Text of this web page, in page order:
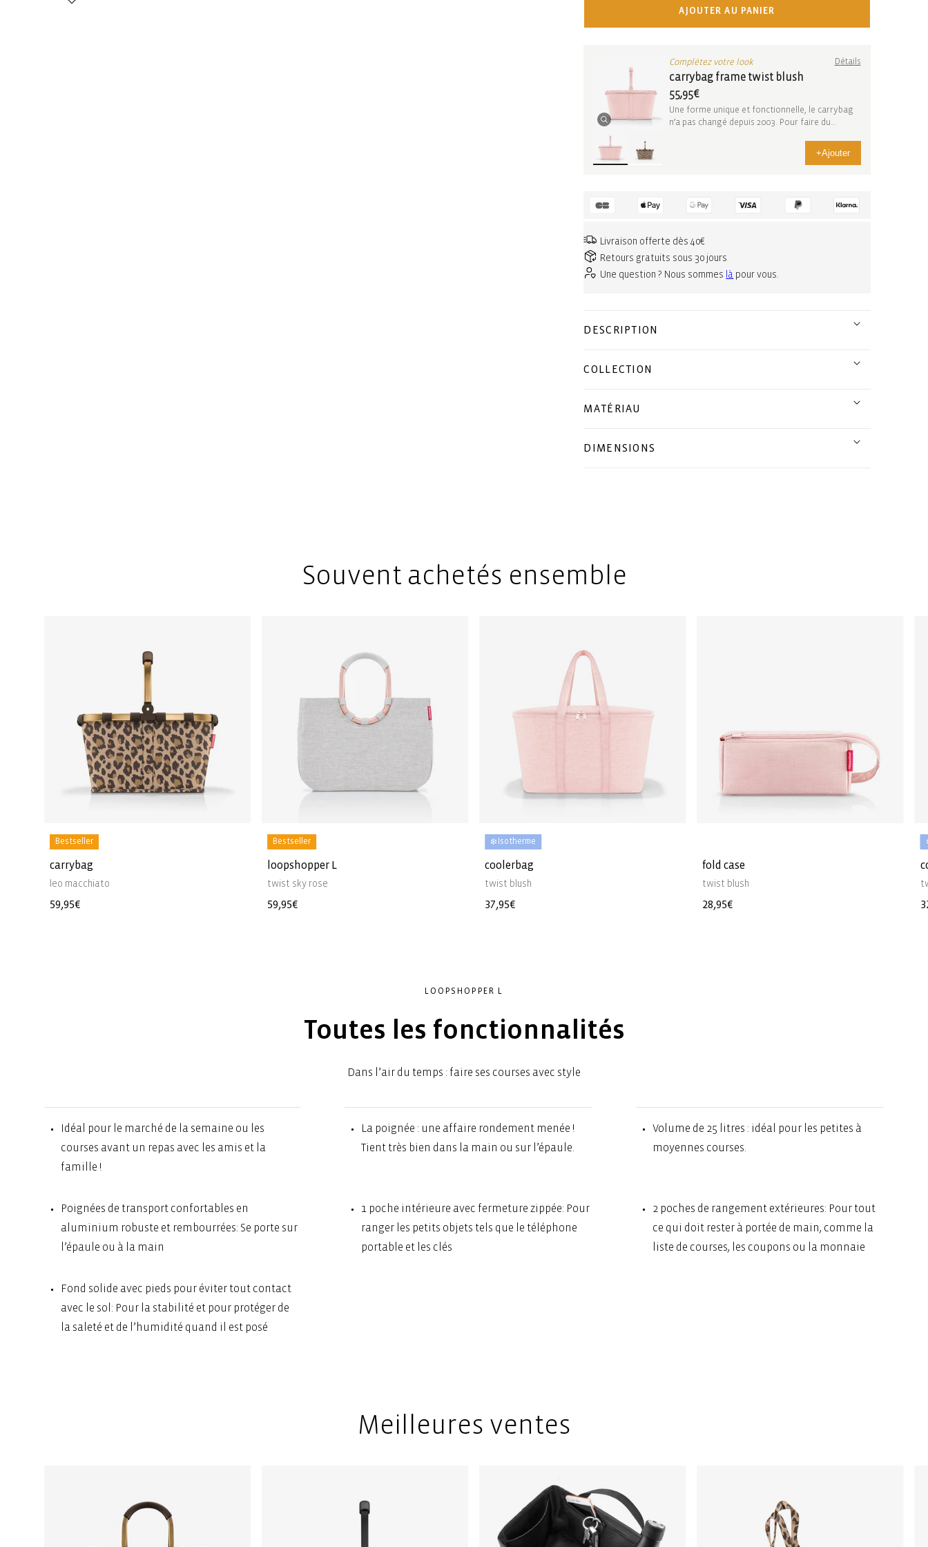
AJOUTER AU PANIER
Complétez votre look Détails
carrybag frame twist blush
55,95€
Une forme unique et fonctionnelle, le carrybag
n’a pas changé depuis 2003. Pour faire du
+Ajouter
Livraison offerte dès 40€
Retours gratuits sous 30 jours
Une question ? Nous sommes là pour vous.
DESCRIPTION
COLLECTION
MATÉRIAU
DIMENSIONS
Souvent achetés ensemble
Bestseller
carrybag
leo macchiato
Prix
59,95€
Bestseller
loopshopper L
twist sky rose
Prix
59,95€
❄️ Isotherme
coolerbag
twist blush
Prix
37,95€
fold case
twist blush
Prix
28,95€
LOOPSHOPPER L
Toutes les fonctionnalités
Dans l’air du temps : faire ses courses avec style
Idéal pour le marché de la semaine ou les
courses avant un repas avec les amis et la
famille !
La poignée : une affaire rondement menée !
Tient très bien dans la main ou sur l’épaule.
Volume de 25 litres : idéal pour les petites à
moyennes courses.
Poignées de transport confortables en
aluminium robuste et rembourrées: Se porte sur
l’épaule ou à la main
1 poche intérieure avec fermeture zippée: Pour
ranger les petits objets tels que le téléphone
portable et les clés
2 poches de rangement extérieures: Pour tout
ce qui doit rester à portée de main, comme la
liste de courses, les coupons ou la monnaie
Fond solide avec pieds pour éviter tout contact
avec le sol: Pour la stabilité et pour protéger de
la saleté et de l’humidité quand il est posé
Meilleures ventes